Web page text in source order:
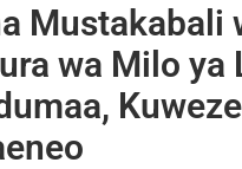
Mustakabali
wa Milo ya